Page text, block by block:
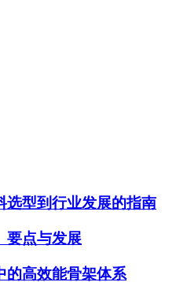
选型到行业发展的指南
要点与发展
的高效能骨架体系